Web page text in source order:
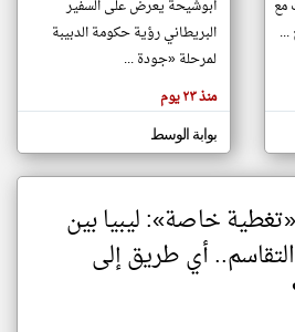
مصادر الأخبار من ليبيا
اخبار ليبيا على مدار الساعة
أهم اخبار ليبيا العاجلة والمباشرة
مع
أبوشيحة يعرض على السفير
البريطاني رؤية حكومة الدبيبة
لمرحلة «جودة ...
منذ ٢٣ يوم
بوابة الوسط
خاصة»: ليبيا بين
أي طريق إلى
klyoum.com